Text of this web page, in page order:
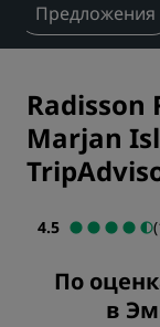
Предложения
Radisson
Marjan
4.5
По
в